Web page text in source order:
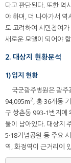
다고 판단된다. 또한 역
야 하며, 더 나아가서
도 고려하여 시민참여
새로운 모델이 되어야
2. 대상지 현황분석
1) 입지 현황
국군광주병원은 광
94,095m2, 총 36개동
구 쌍촌동 993-1번지에
물이 남아있다. 대상지
5·18기념공원 등 주요
역, 화정역이 근거리에